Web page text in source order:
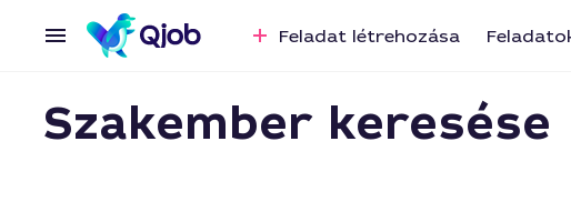
Feladat létrehozása
Szakember keresése